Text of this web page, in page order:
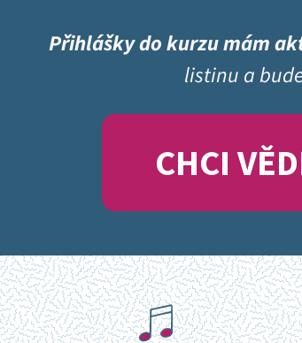
Přihlášky do kurzu mám
listinu a
CHCI